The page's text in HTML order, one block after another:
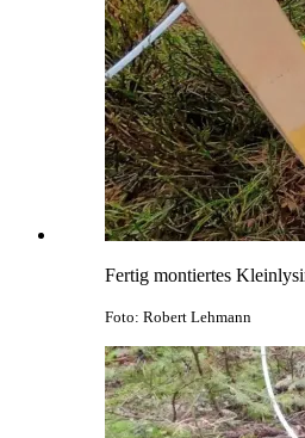
Fertig montiertes
Foto: Robert Lehmann